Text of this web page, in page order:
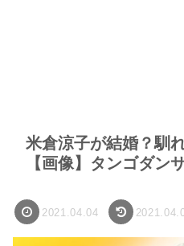
米倉涼子が結婚？馴
【画像】タンゴダン
2021.04.04